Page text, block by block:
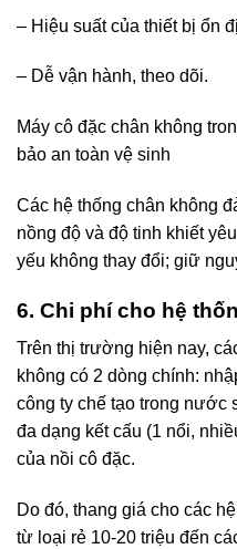
– Hiệu suất của thiết bị ổn
– Dễ vận hành, theo dõi.
Máy cô đặc chân không
bảo an toàn vệ sinh
Các hệ thống chân không
nồng độ và độ tinh khiết
yếu không thay đổi; giữ
6. Chi phí cho hệ
Trên thị trường hiện nay,
không có 2 dòng chính:
công ty chế tạo trong nước
đa dạng kết cấu (1 nổi,
của nồi cô đặc.
Do đó, thang giá cho các
từ loại rẻ 10-20 triệu đến